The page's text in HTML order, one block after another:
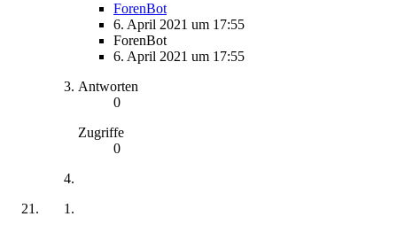
ForenBot
6. April 2021 um 17:55
ForenBot
6. April 2021 um 17:55
Antworten
0
Zugriffe
0